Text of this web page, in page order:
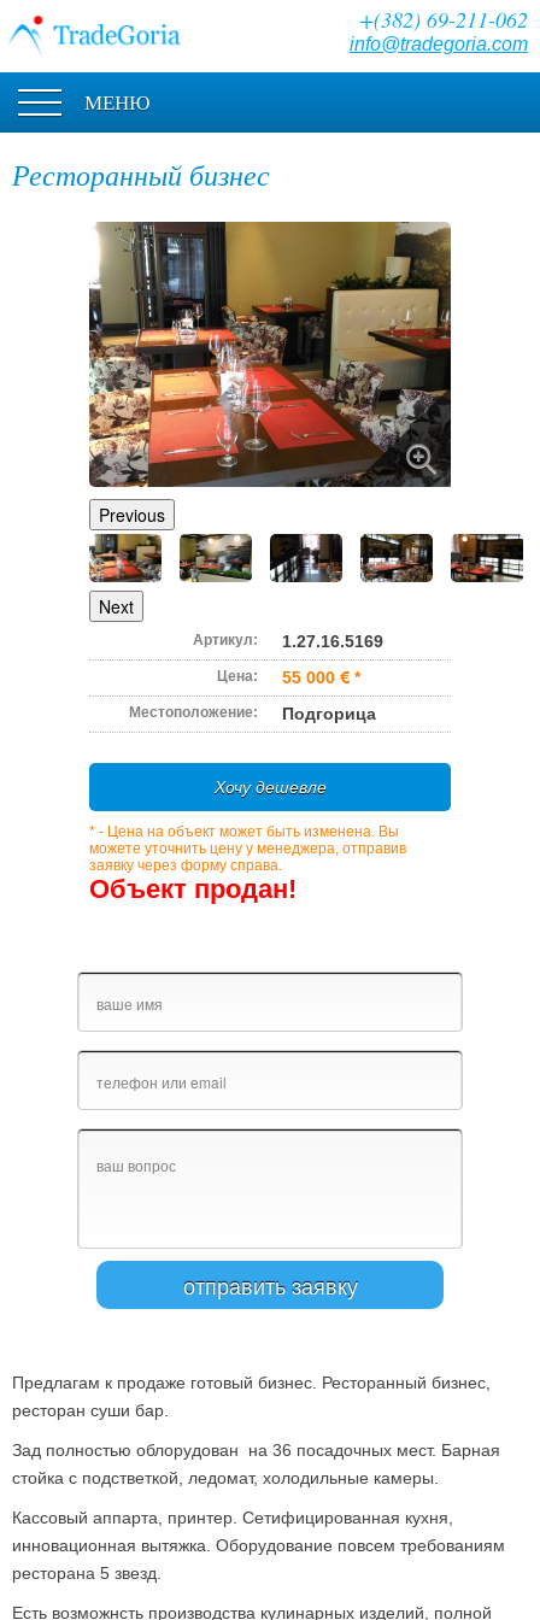
+(382) 69-211-062
info@tradegoria.com
МЕНЮ
Ресторанный бизнес
Previous
Next
Артикул: 1.27.16.5169
Цена: 55 000 *
Местоположение: Подгорица
Хочу дешевле
* - Цена на объект может быть изменена. Вы
можете уточнить цену у менеджера, отправив
заявку через форму справа.
Объект продан!
Предлагам к продаже готовый бизнес. Ресторанный бизнес,
ресторан суши бар.
Зад полностью облорудован на 36 посадочных мест. Барная
стойка с подстветкой, ледомат, холодильные камеры.
Кассовый аппарта, принтер. Сетифицированная кухня,
инновационная вытяжка. Оборудование повсем требованиям
ресторана 5 звезд.
Есть возможнсть производства кулинарных изделий, полной